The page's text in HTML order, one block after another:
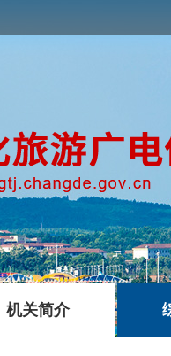
机关简介
|